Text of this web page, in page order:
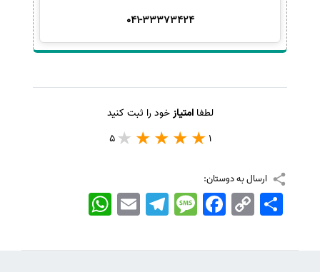
041-33373424
لطفاامتیاز خود را ثبت کنید
1
5
ارسال به دوستان:
WhatsApp EmailTelegramMessageFacebook Copy
Link
اشتراک